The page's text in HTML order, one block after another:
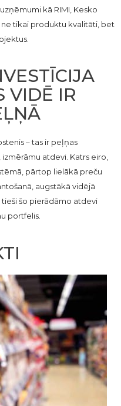
kā RIMI, Kesko
ne tikai produktu kvalitāti, bet
VIDĒ IR
– tas ir peļņas
atdevi. Katrs eiro,
pārtop lielākā preču
augstākā vidējā
šo pierādāmo atdevi
portfelis.